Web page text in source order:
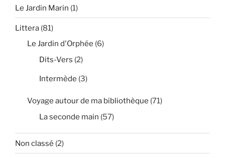
Le Jardin Marin (1)
Littera (81)
Le Jardin d'Orphée (6)
Dits-Vers (2)
Intermède (3)
Voyage autour de ma bibliothèque (71)
La seconde main (57)
Non classé (2)